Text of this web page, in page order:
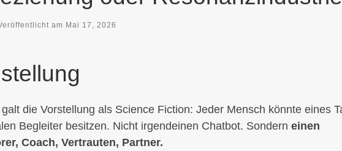
am Mai 17, 2026
die Vorstellung als Science Fiction: Jeder Mensch könnte eines
Begleiter besitzen. Nicht irgendeinen Chatbot. Sondern einen
Coach, Vertrauten, Partner.